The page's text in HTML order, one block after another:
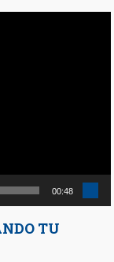
00:48
TU